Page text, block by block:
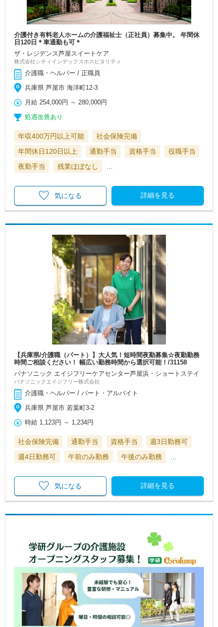
介護付き有料老人ホームの介護福祉士（正社員）募集中。 年間休
日120日＊車通勤も可＊
ザ・レジデンス芦屋スイートケア
株式会社シティインデックスホスピタリティ
介護職・ヘルパー / 正職員
兵庫県 芦屋市 海洋町12-3
月給 254,000円 ～280,000円
処遇改善あり
年収400万円以上可能
社会保険完備
年間休日120日以上
通勤手当 資格手当
役職手当
夜勤手当
残業ほぼなし …
詳細を見る
気になる
【兵庫県/介護職（パート）】大人気！短時間夜勤募集☆夜勤勤務
時間ご相談ください！ 幅広い勤務時間から選択可能！/31158
パナソニック エイジフリーケアセンター芦屋浜・ショートステイ
パナソニックエイジフリー株式会社
介護職・ヘルパー / パート・アルバイト
兵庫県 芦屋市 若葉町3-2
時給 1,123円 ～ 1,234円
社会保険完備 通勤手当 資格手当
週3日勤務可
週4日勤務可
午前のみ勤務 午後のみ勤務 …
詳細を見る
気になる